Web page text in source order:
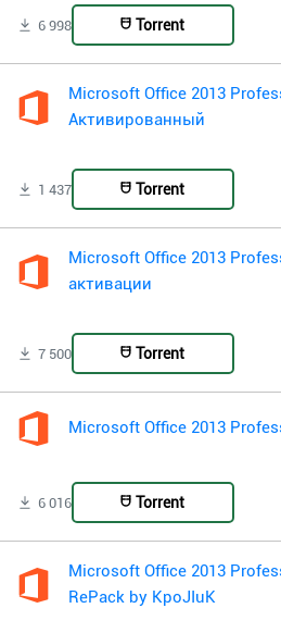
6 998 Torrent
Microsoft Office 2013
Активированный
1 437 Torrent
Microsoft Office 2013
активации
7 500 Torrent
Microsoft Office 2013
6 016 Torrent
Microsoft Office 2013
RePack by KpoJIuK